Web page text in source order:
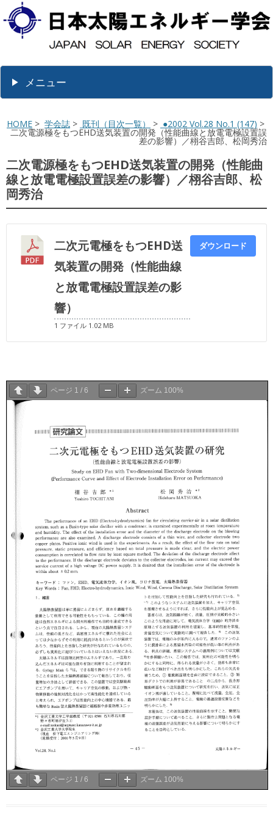
メニュー
HOME > 学会誌 > 既刊（目次一覧） > ●2002 Vol.28 No.1 (147) >
二次電源極をもつEHD送気装置の開発（性能曲線と放電電極設置誤
差の影響）／栩谷吉郎、松岡秀治
二次電源極をもつEHD送気装置の開発（性能曲
線と放電電極設置誤差の影響）／栩谷吉郎、松
岡秀治
二次元電極をもつEHD送
気装置の開発（性能曲線
と放電電極設置誤差の影
響）
1 ファイル 1.02 MB
ダウンロード
ページ 1 / 6 ズーム 100%
ページ 1 / 6 ズーム 100%